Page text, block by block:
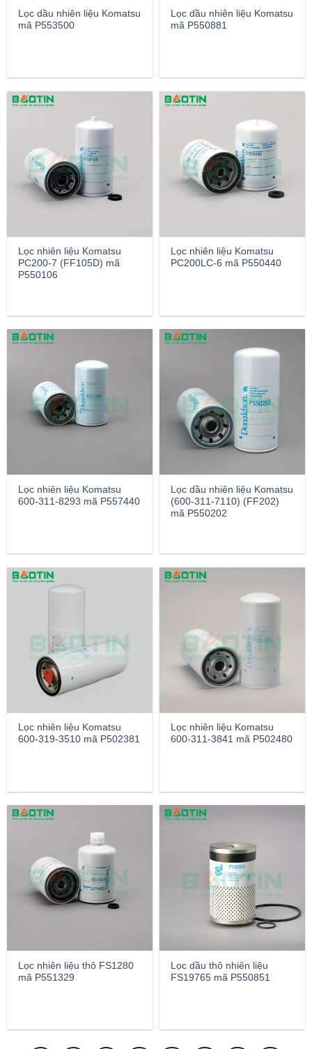
Lọc dầu nhiên liệu Komatsu
mã P553500
Lọc dầu nhiên liệu Komatsu
mã P550881
Lọc nhiên liệu Komatsu
PC200-7 (FF105D) mã
P550106
Lọc nhiên liệu Komatsu
PC200LC-6 mã P550440
Lọc nhiên liệu Komatsu
600-311-8293 mã P557440
Lọc dầu nhiên liệu Komatsu
(600-311-7110) (FF202)
mã P550202
Lọc nhiên liệu Komatsu
600-319-3510 mã P502381
Lọc nhiên liệu Komatsu
600-311-3841 mã P502480
Lọc nhiên liệu thô FS1280
mã P551329
Lọc dầu thô nhiên liệu
FS19765 mã P550851